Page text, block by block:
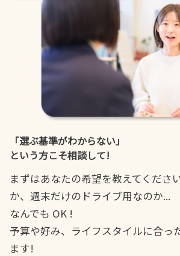
「選ぶ基準がわからない」
という方こそ相談して!
まずはあなたの希望を教えてくださ
か、週末だけのドライブ用なのか...
なんでも OK !
予算や好み、ライフスタイルに合っ
ます!